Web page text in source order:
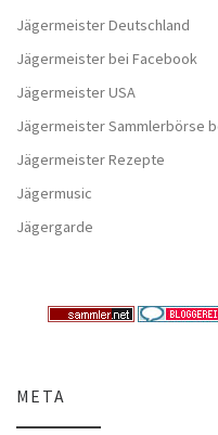
Jägermeister Deutschland
Jägermeister bei Facebook
Jägermeister USA
Jägermeister Sammlerbörse
Jägermeister Rezepte
Jägermusic
Jägergarde
META